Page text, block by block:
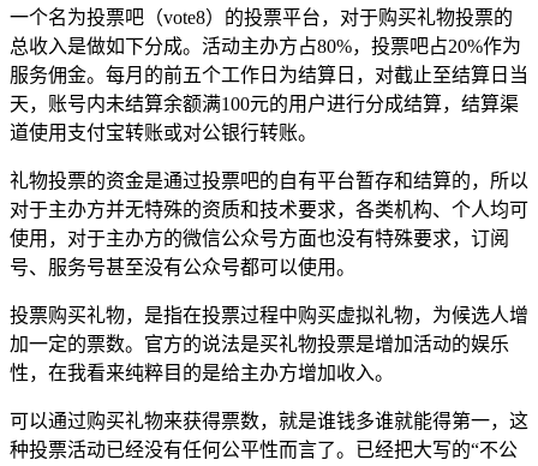
一个名为投票吧（vote8）的投票平台，对于购买礼物投票的
总收入是做如下分成。活动主办方占80%，投票吧占20%作为
服务佣金。每月的前五个工作日为结算日，对截止至结算日当
天，账号内未结算余额满100元的用户进行分成结算，结算渠
道使用支付宝转账或对公银行转账。
礼物投票的资金是通过投票吧的自有平台暂存和结算的，所以
对于主办方并无特殊的资质和技术要求，各类机构、个人均可
使用，对于主办方的微信公众号方面也没有特殊要求，订阅
号、服务号甚至没有公众号都可以使用。
投票购买礼物，是指在投票过程中购买虚拟礼物，为候选人增
加一定的票数。官方的说法是买礼物投票是增加活动的娱乐
性，在我看来纯粹目的是给主办方增加收入。
可以通过购买礼物来获得票数，就是谁钱多谁就能得第一，这
种投票活动已经没有任何公平性而言了。已经把大写的“不公